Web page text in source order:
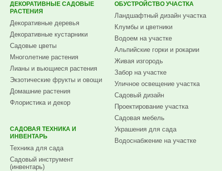
ДЕКОРАТИВНЫЕ САДОВЫЕ
РАСТЕНИЯ
Декоративные деревья
Декоративные кустарники
Садовые цветы
Многолетние растения
Лианы и вьющиеся растения
Экзотические фрукты и овощи
Домашние растения
Флористика и декор
САДОВАЯ ТЕХНИКА И
ИНВЕНТАРЬ
Техника для сада
Садовый инструмент
(инвентарь)
ОБУСТРОЙСТВО УЧАСТКА
Ландшафтный дизайн участка
Клумбы и цветники
Водоем на участке
Альпийские горки и рокарии
Живая изгородь
Забор на участке
Уличное освещение участка
Садовый дизайн
Проектирование участка
Садовая мебель
Украшения для сада
Водоснабжение на участке